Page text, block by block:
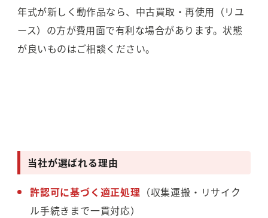
年式が新しく動作品なら、中古買取・再使用（リユ
ース）の方が費用面で有利な場合があります。状態
が良いものはご相談ください。
当社が選ばれる理由
許認可に基づく適正処理 （収集運搬・リサイク
ル手続きまで一貫対応）